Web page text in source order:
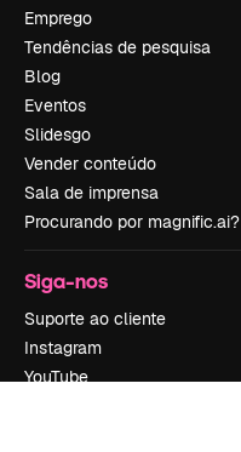
Emprego
Tendências de pesquisa
Blog
Eventos
Slidesgo
Vender conteúdo
Sala de imprensa
Procurando por magnific.ai?
Siga-nos
Suporte ao cliente
Instagram
YouTube